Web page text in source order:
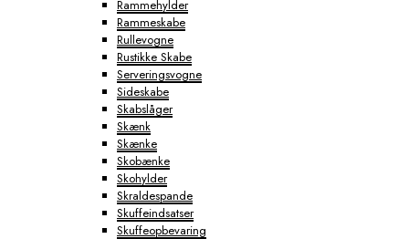
Rammehylder
Rammeskabe
Rullevogne
Rustikke Skabe
Serveringsvogne
Sideskabe
Skabslåger
Skænk
Skænke
Skobænke
Skohylder
Skraldespande
Skuffeindsatser
Skuffeopbevaring